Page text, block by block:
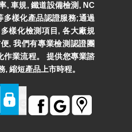
, 車規, 鐵道設備檢測, NC
多樣化產品認證服務;通過
樣化檢測項目, 各大廠規
, 我們有專業檢測認證團
作業流程。 提供您專業諮
, 縮短產品上市時程。